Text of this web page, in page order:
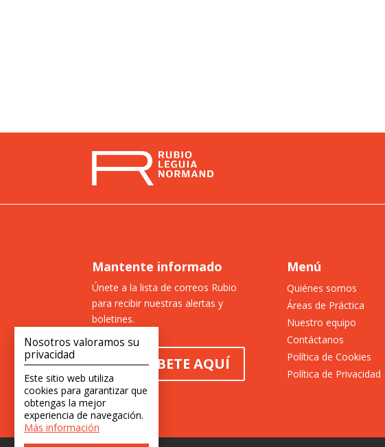
Mantente informado
Únete a la lista de correos Rubio
para recibir nuestras alertas y
boletines.
SUSCRÍBETE AQUÍ
Menú
Quiénes somos
Áreas de Práctica
Nuestro equipo
Contáctanos
Política de Cookies
Política de Privacidad
Nosotros valoramos su
privacidad
Este sitio web utiliza
cookies para garantizar que
obtengas la mejor
experiencia de navegación.
Más información